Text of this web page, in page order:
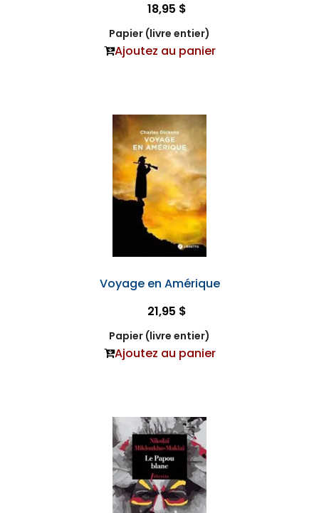
18,95 $
Papier (livre entier)
Ajoutez au panier
Voyage en Amérique
21,95 $
Papier (livre entier)
Ajoutez au panier